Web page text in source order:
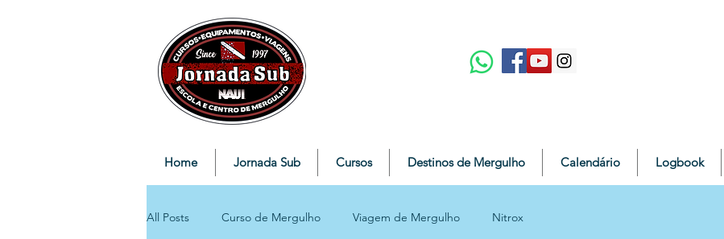
Home Jornada Sub Cursos Destinos de Mergulho Calendário Logbook
All Posts Curso de Mergulho Viagem de Mergulho Nitrox